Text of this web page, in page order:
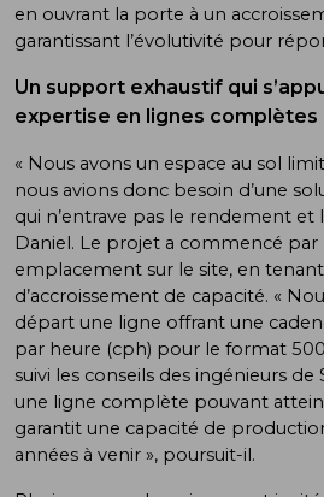
en ouvrant la porte à un
garantissant l’évolutivité pour
Un support exhaustif qui
expertise en lignes complètes
« Nous avons un espace au sol
nous avions donc besoin d’une
qui n’entrave pas le rendement et
Daniel. Le projet a commencé
emplacement sur le site, en
d’accroissement de capacité. «
départ une ligne offrant une
par heure (cph) pour le format
suivi les conseils des ingénieurs
une ligne complète pouvant
garantit une capacité de
années à venir », poursuit-il.